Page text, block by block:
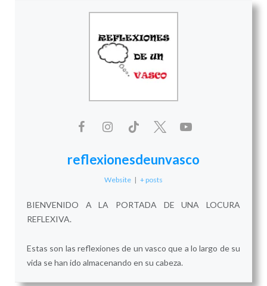
reflexionesdeunvasco
Website | + posts
BIENVENIDO A LA PORTADA DE UNA LOCURA
REFLEXIVA.
Estas son las reflexiones de un vasco que a lo largo de su
vida se han ido almacenando en su cabeza.